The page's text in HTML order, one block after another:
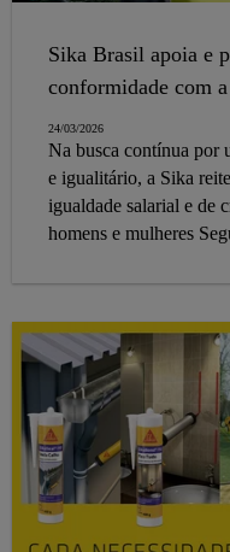
Sika Brasil apoia e
conformidade com
24/03/2026
Na busca contínua por
e igualitário, a Sika
igualdade salarial e de
homens e mulheres
empenhamos em
equitativa.